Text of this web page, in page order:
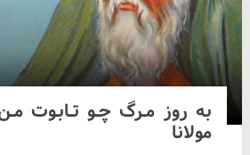
به روز مــرگ چــو تــابـوت
مولانا